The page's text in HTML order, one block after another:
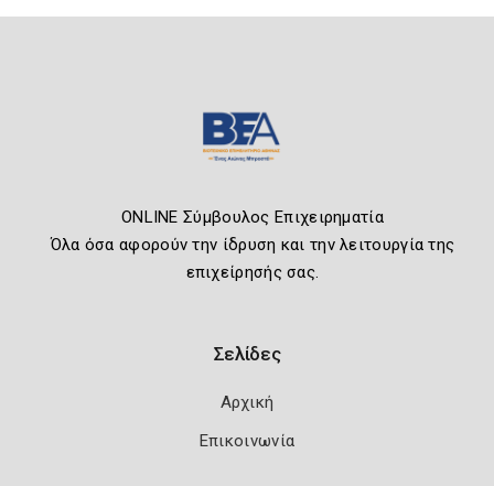
ONLINE Σύμβουλος Επιχειρηματία
Όλα όσα αφορούν την ίδρυση και την λειτουργία της
επιχείρησής σας.
Σελίδες
Αρχική
Επικοινωνία